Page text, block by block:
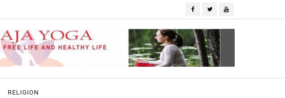
RELIGION